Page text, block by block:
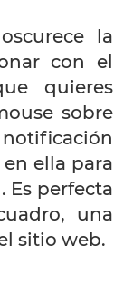
la
con el
quieres
sobre
ella para
Es perfecta
una
sitio web.